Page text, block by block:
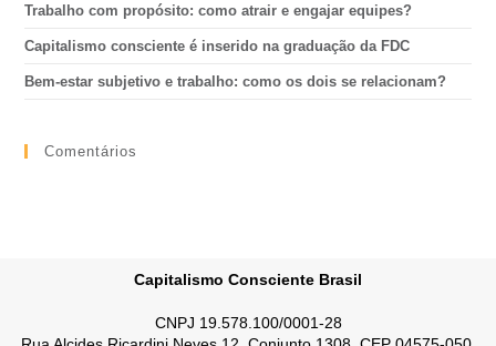
Trabalho com propósito: como atrair e engajar equipes?
Capitalismo consciente é inserido na graduação da FDC
Bem-estar subjetivo e trabalho: como os dois se relacionam?
Comentários
Capitalismo Consciente Brasil
CNPJ 19.578.100/0001-28